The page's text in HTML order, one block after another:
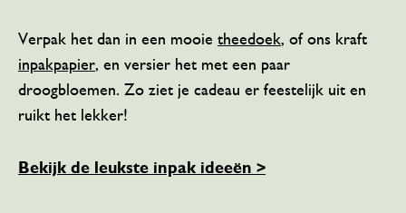
Verpak het dan in een mooie theedoek, of ons kraft
inpakpapier, en versier het met een paar
droogbloemen. Zo ziet je cadeau er feestelijk uit en
ruikt het lekker!
Bekijk de leukste inpak ideeën >